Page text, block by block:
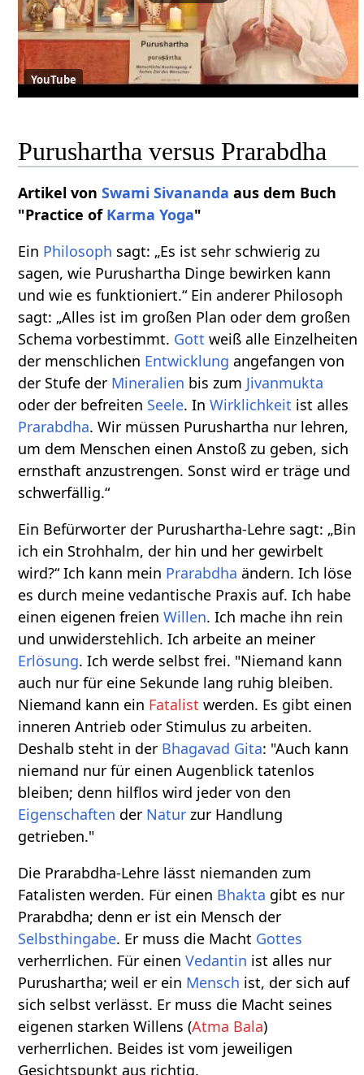
YouTube
Purushartha versus Prarabdha
Artikel vonSwami Sivananda aus dem Buch
"Practice of Karma Yoga"
Ein Philosoph sagt: „Es ist sehr schwierig zu
sagen, wie Purushartha Dinge bewirken kann
und wie es funktioniert.“ Ein anderer Philosoph
sagt: „Alles ist im großen Plan oder dem großen
Schema vorbestimmt. Gott weiß alle Einzelheiten
der menschlichen Entwicklung angefangen von
der Stufe der Mineralien bis zum Jivanmukta
oder der befreiten Seele. InWirklichkeit ist alles
Prarabdha. Wir müssen Purushartha nur lehren,
um dem Menschen einen Anstoß zu geben, sich
ernsthaft anzustrengen. Sonst wird er träge und
schwerfällig.“
Ein Befürworter der Purushartha-Lehre sagt: „Bin
ich ein Strohhalm, der hin und her gewirbelt
wird?“ Ich kann mein Prarabdha ändern. Ich löse
es durch meine vedantische Praxis auf. Ich habe
einen eigenen freienWillen. Ich mache ihn rein
und unwiderstehlich. Ich arbeite an meiner
Erlösung. Ich werde selbst frei. "Niemand kann
auch nur für eine Sekunde lang ruhig bleiben.
Niemand kann ein Fatalist werden. Es gibt einen
inneren Antrieb oder Stimulus zu arbeiten.
Deshalb steht in der Bhagavad Gita: "Auch kann
niemand nur für einen Augenblick tatenlos
bleiben; denn hilflos wird jeder von den
Eigenschaften der Natur zur Handlung
getrieben."
Die Prarabdha-Lehre lässt niemanden zum
Fatalisten werden. Für einen Bhakta gibt es nur
Prarabdha; denn er ist ein Mensch der
Selbsthingabe. Er muss die Macht Gottes
verherrlichen. Für einenVedantin ist alles nur
Purushartha; weil er ein Mensch ist, der sich auf
sich selbst verlässt. Er muss die Macht seines
eigenen starken Willens (Atma Bala)
verherrlichen. Beides ist vom jeweiligen
Gesichtspunkt aus richtig.